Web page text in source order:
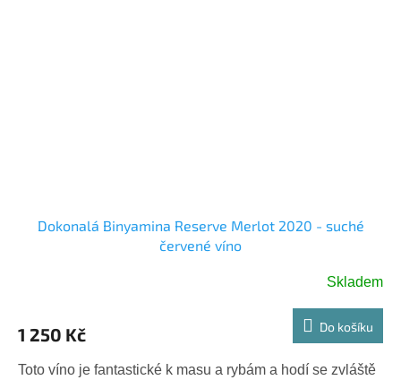
Dokonalá Binyamina Reserve Merlot 2020 - suché
červené víno
Skladem
1 250 Kč Do košíku
Toto víno je fantastické k masu a rybám a hodí se zvláště